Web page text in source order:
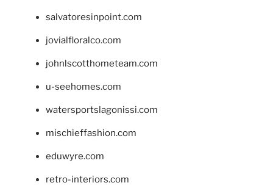
salvatoresinpoint.com
jovialfloralco.com
johnlscotthometeam.com
u-seehomes.com
watersportslagonissi.com
mischieffashion.com
eduwyre.com
retro-interiors.com